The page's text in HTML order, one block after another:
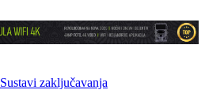
Sustavi zaključavanja